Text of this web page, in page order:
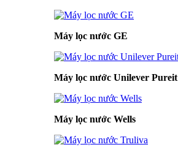
Máy lọc nước GE
Máy lọc nước Unilever Pureit
Máy lọc nước Wells